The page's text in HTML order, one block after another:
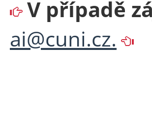
V případě
ai@cuni.cz.